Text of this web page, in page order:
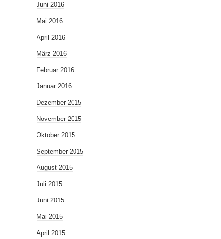
Juni 2016
Mai 2016
April 2016
März 2016
Februar 2016
Januar 2016
Dezember 2015
November 2015
Oktober 2015
September 2015
August 2015
Juli 2015
Juni 2015
Mai 2015
April 2015